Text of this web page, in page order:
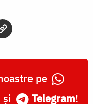
pe
și Telegram!